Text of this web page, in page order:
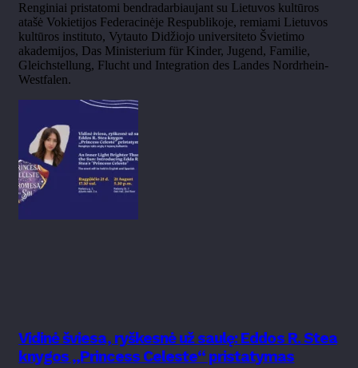
Renginiai pristatomi bendradarbiaujant su Lietuvos kultūros
atašė Vokietijos Federacinėje Respublikoje, remiami Lietuvos
kultūros instituto, Vytauto Didžiojo universiteto Švietimo
akademijos, Das Ministerium für Kinder, Jugend, Familie,
Gleichstellung, Flucht und Integration des Landes Nordrhein-
Westfalen.
Vidinė šviesa, ryškesnė už saulę: Eddos R. Stea
knygos „Princess Celeste“ pristatymas